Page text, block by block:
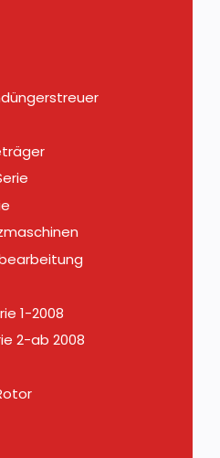
1-2008
2-ab 2008